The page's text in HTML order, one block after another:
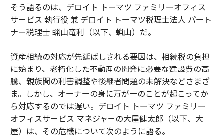
そう語るのは、デロイト トーマツ ファミリーオフィス
サービス 執行役 兼 デロイト トーマツ税理士法人 パート
ナー税理士 蝋山竜利（以下、蝋山）だ。
資産相続の対応が先延ばしされる要因は、相続税の負担
に始まり、老朽化した不動産の開発に必要な建設費の高
騰、親族間の利害調整や後継者問題の未解決などさまざ
ま。しかし、オーナーの身に万が一のことが起こってか
ら対応するのでは遅い。デロイト トーマツ ファミリー
オフィスサービス マネジャーの大屋健太郎（以下、大
屋）は、その危機について次のように語る。